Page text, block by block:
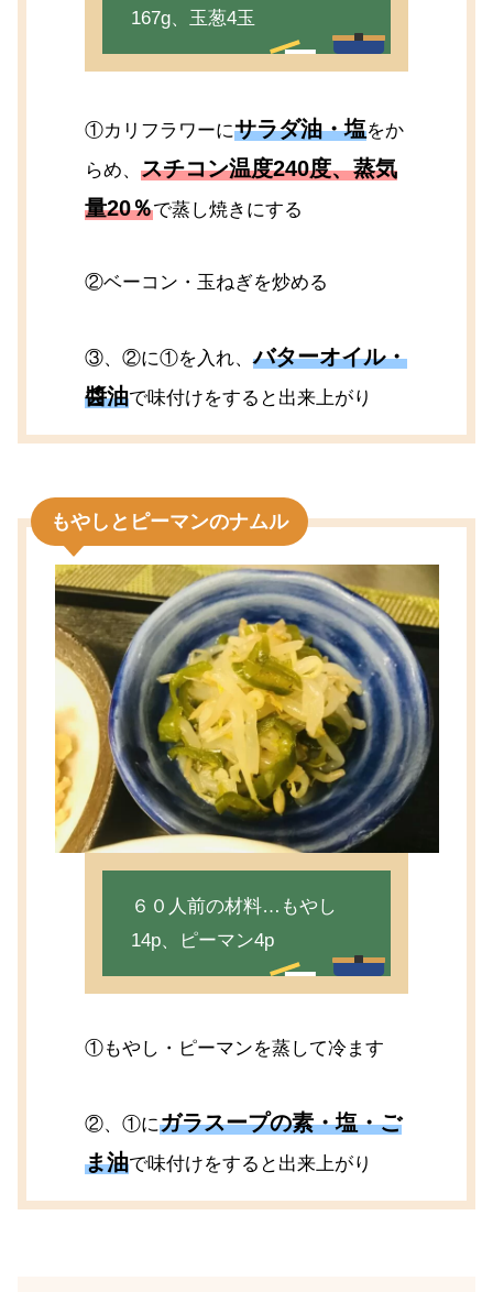
167g、玉葱4玉
①カリフラワーにサラダ油・塩をか
らめ、スチコン温度240度、蒸気
量20％で蒸し焼きにする
②ベーコン・玉ねぎを炒める
③、②に①を入れ、バターオイル・
醬油で味付けをすると出来上がり
もやしとピーマンのナムル
６０人前の材料…もやし
14p、ピーマン4p
①もやし・ピーマンを蒸して冷ます
②、①にガラスープの素・塩・ご
ま油で味付けをすると出来上がり